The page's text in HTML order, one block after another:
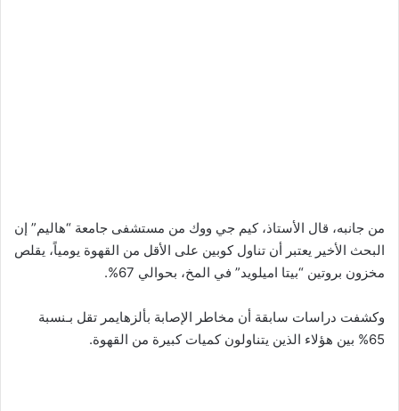
من جانبه، قال الأستاذ، كيم جي ووك من مستشفى جامعة “هاليم” إن
البحث الأخير يعتبر أن تناول كوبين على الأقل من القهوة يومياً، يقلص
مخزون بروتين “بيتا اميلويد” في المخ، بحوالي 67%.
وكشفت دراسات سابقة أن مخاطر الإصابة بألزهايمر تقل بـنسبة
65% بين هؤلاء الذين يتناولون كميات كبيرة من القهوة.